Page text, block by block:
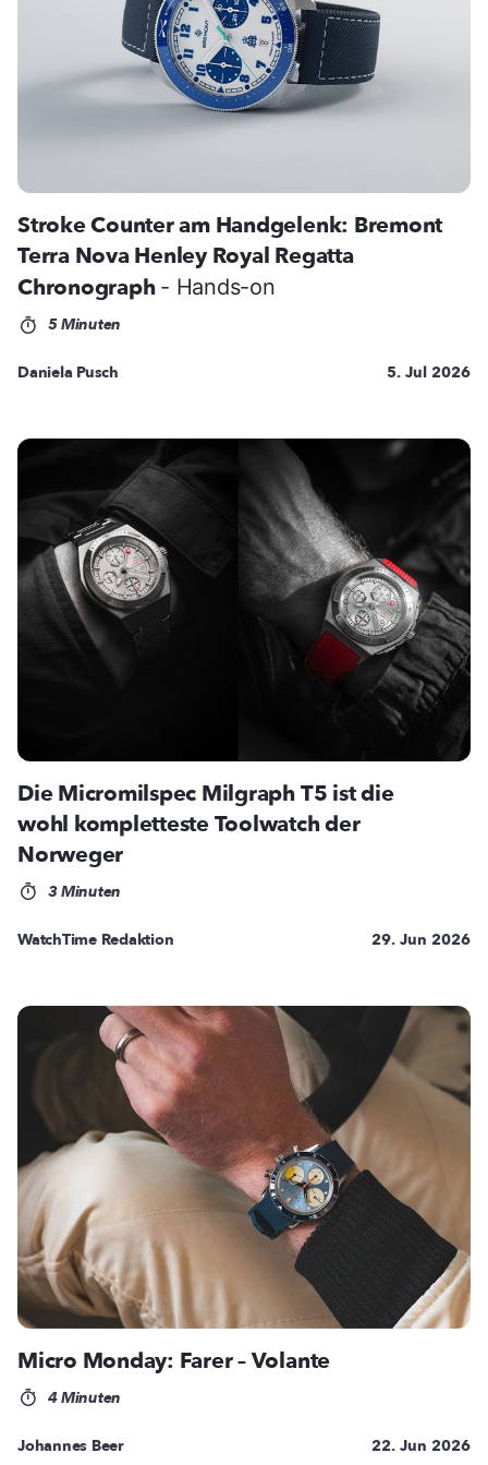
Stroke Counter am Handgelenk: Bremont
Terra Nova Henley Royal Regatta
Chronograph - Hands-on
5 Minuten
Daniela Pusch 5. Jul 2026
Die Micromilspec Milgraph T5 ist die
wohl kompletteste Toolwatch der
Norweger
3 Minuten
WatchTime Redaktion 29. Jun 2026
Micro Monday: Farer – Volante
4 Minuten
Johannes Beer 22. Jun 2026